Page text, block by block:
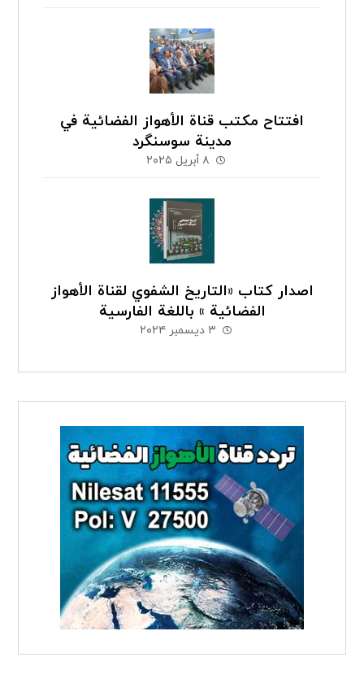
افتتاح مكتب قناة الأهواز الفضائية في
مدينة سوسنگرد
٨ أبريل ٢٠٢٥
اصدار كتاب «التاريخ الشفوي لقناة الأهواز
الفضائیة » باللغة الفارسية
٣ ديسمبر ٢٠٢٤